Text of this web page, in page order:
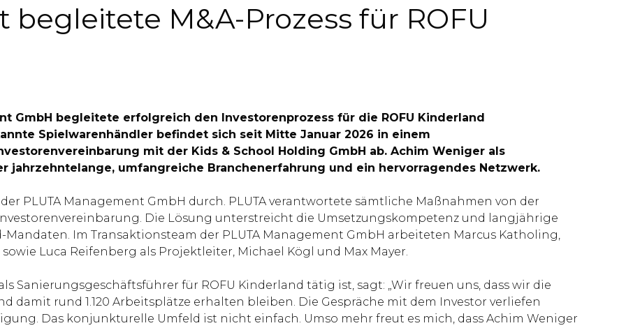
begleitete M&A-Prozess für ROFU
GmbH begleitete erfolgreich den Investorenprozess für die ROFU Kinderland
Spielwarenhändler befindet sich seit Mitte Januar 2026 in einem
mit der Kids & School Holding GmbH ab. Achim Weniger als
jahrzehntelange, umfangreiche Branchenerfahrung und ein hervorragendes Netzwerk.
PLUTA Management GmbH durch. PLUTA verantwortete sämtliche Maßnahmen von der
Die Lösung unterstreicht die Umsetzungskompetenz und langjährige
Mandaten. Im Transaktionsteam der PLUTA Management GmbH arbeiteten Marcus Katholing,
Luca Reifenberg als Projektleiter, Michael Kögl und Max Mayer.
Sanierungsgeschäftsführer für ROFU Kinderland tätig ist, sagt: „Wir freuen uns, dass wir die
damit rund 1.120 Arbeitsplätze erhalten bleiben. Die Gespräche mit dem Investor verliefen
Das konjunkturelle Umfeld ist nicht einfach. Umso mehr freut es mich, dass Achim Weniger